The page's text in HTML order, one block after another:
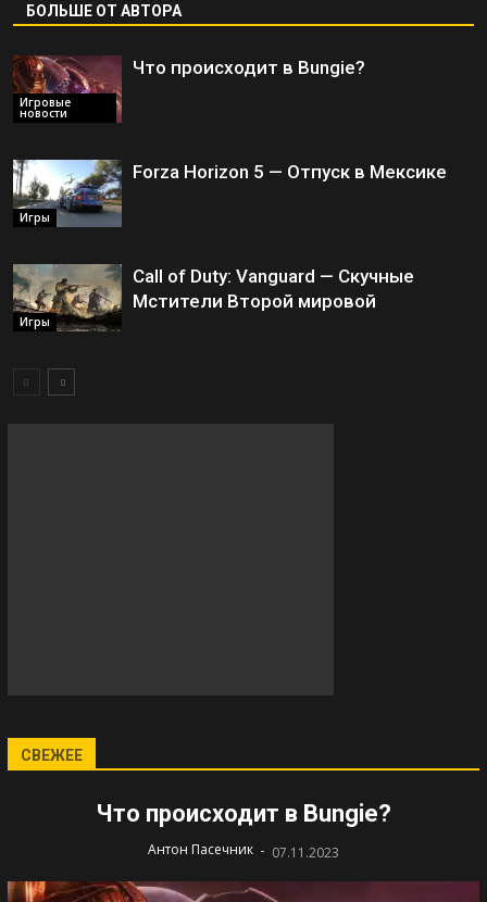
БОЛЬШЕ ОТ АВТОРА
Игровые
новости
Что происходит в Bungie?
Игры
Forza Horizon 5 — Отпуск в Мексике
Игры
Call of Duty: Vanguard — Скучные
Мстители Второй мировой
СВЕЖЕЕ
Что происходит в Bungie?
Антон Пасечник - 07.11.2023